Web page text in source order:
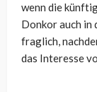
wenn die
Donkor auch in
fraglich,
das Interesse